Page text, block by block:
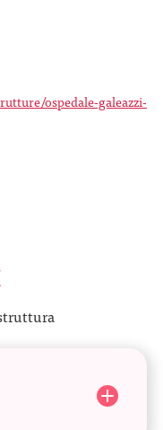
ospedale-galeazzi-